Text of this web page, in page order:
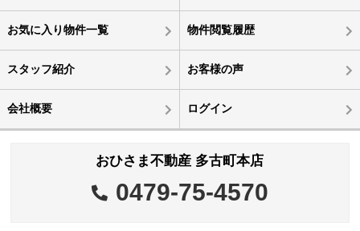
お気に入り物件一覧 物件閲覧履歴
スタッフ紹介 お客様の声
会社概要 ログイン
おひさま不動産 多古町本店
0479-75-4570